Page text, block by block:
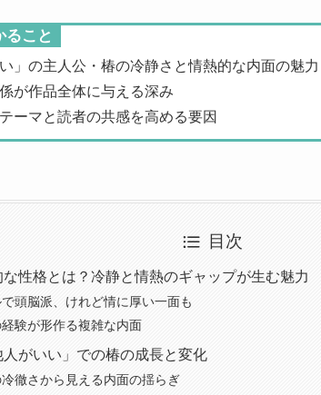
ること
」の主人公・椿の冷静さと情熱的な内面の魅力
が作品全体に与える深み
ーマと読者の共感を高める要因
目次
性格とは？冷静と情熱のギャップが生む魅力
頭脳派、けれど情に厚い一面も
験が形作る複雑な内面
人がいい」での椿の成長と変化
徹さから見える内面の揺らぎ